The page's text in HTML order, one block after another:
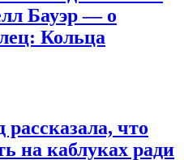
Бауэр — о
Кольца
что
на каблуках ради